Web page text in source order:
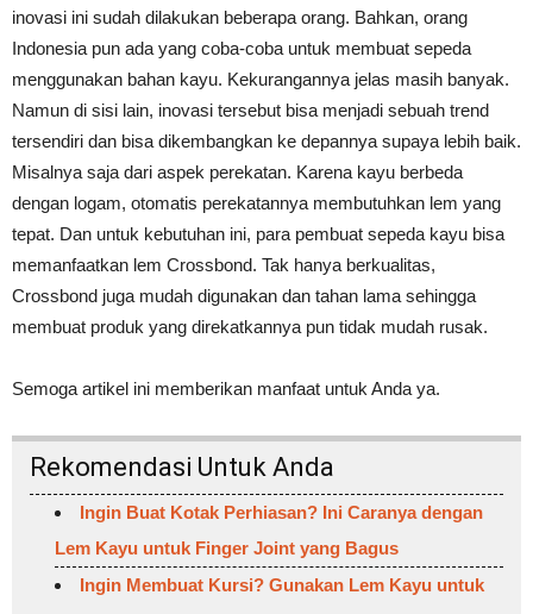
inovasi ini sudah dilakukan beberapa orang. Bahkan, orang
Indonesia pun ada yang coba-coba untuk membuat sepeda
menggunakan bahan kayu. Kekurangannya jelas masih banyak.
Namun di sisi lain, inovasi tersebut bisa menjadi sebuah trend
tersendiri dan bisa dikembangkan ke depannya supaya lebih baik.
Misalnya saja dari aspek perekatan. Karena kayu berbeda
dengan logam, otomatis perekatannya membutuhkan lem yang
tepat. Dan untuk kebutuhan ini, para pembuat sepeda kayu bisa
memanfaatkan lem Crossbond. Tak hanya berkualitas,
Crossbond juga mudah digunakan dan tahan lama sehingga
membuat produk yang direkatkannya pun tidak mudah rusak.
Semoga artikel ini memberikan manfaat untuk Anda ya.
Rekomendasi Untuk Anda
Ingin Buat Kotak Perhiasan? Ini Caranya dengan
Lem Kayu untuk Finger Joint yang Bagus
Ingin Membuat Kursi? Gunakan Lem Kayu untuk